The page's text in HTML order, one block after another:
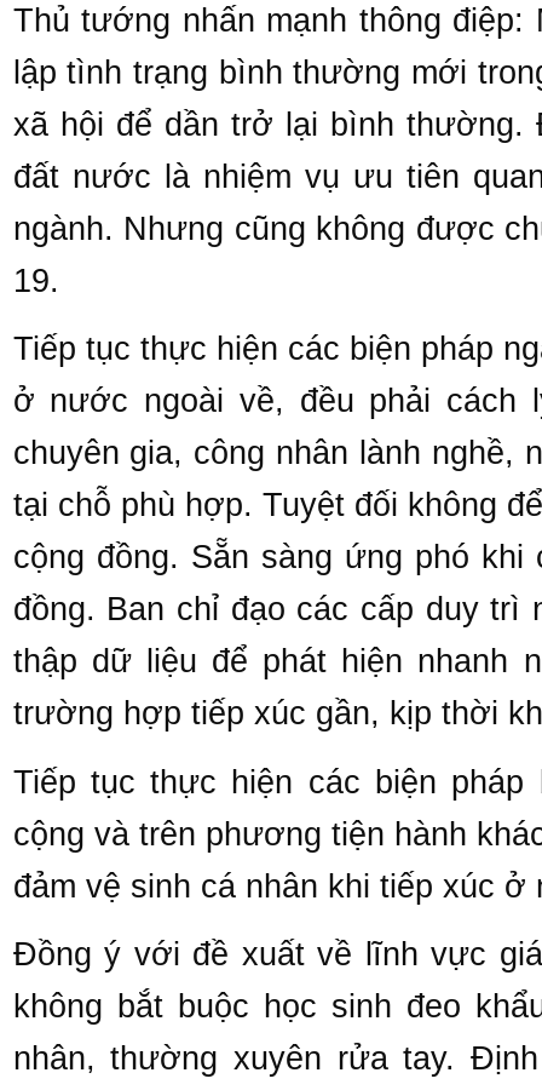
Thủ tướng nhấn mạnh thông
lập tình trạng bình thường mới
xã hội để dần trở lại bình thường.
đất nước là nhiệm vụ ưu tiên
ngành. Nhưng cũng không được
19.
Tiếp tục thực hiện các biện pháp
ở nước ngoài về, đều phải cách
chuyên gia, công nhân lành
tại chỗ phù hợp. Tuyệt đối không
cộng đồng. Sẵn sàng ứng phó
đồng. Ban chỉ đạo các cấp duy trì
thập dữ liệu để phát hiện nhanh
trường hợp tiếp xúc gần, kịp thời
Tiếp tục thực hiện các biện
cộng và trên phương tiện hành
đảm vệ sinh cá nhân khi tiếp xúc
Đồng ý với đề xuất về lĩnh vực
không bắt buộc học sinh đeo
nhân, thường xuyên rửa tay.